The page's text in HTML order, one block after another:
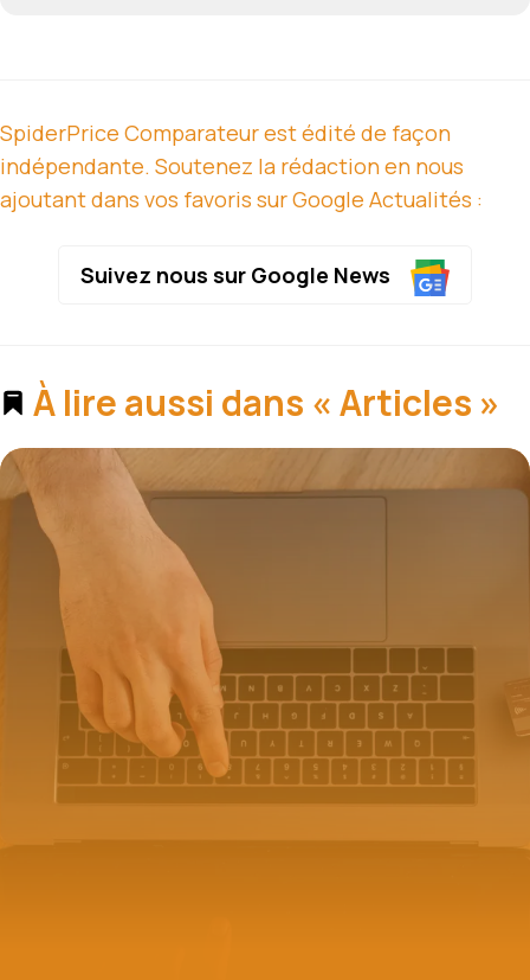
SpiderPrice Comparateur est édité de façon
indépendante. Soutenez la rédaction en nous
ajoutant dans vos favoris sur Google Actualités :
Suivez nous sur Google News
À lire aussi dans « Articles »